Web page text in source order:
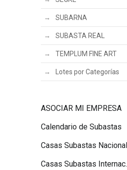
SUBARNA
SUBASTA REAL
TEMPLUM FINE ART
Lotes por Categorías
ASOCIAR MI EMPRESA
Calendario de Subastas
Casas Subastas Nacional
Casas Subastas Internac.